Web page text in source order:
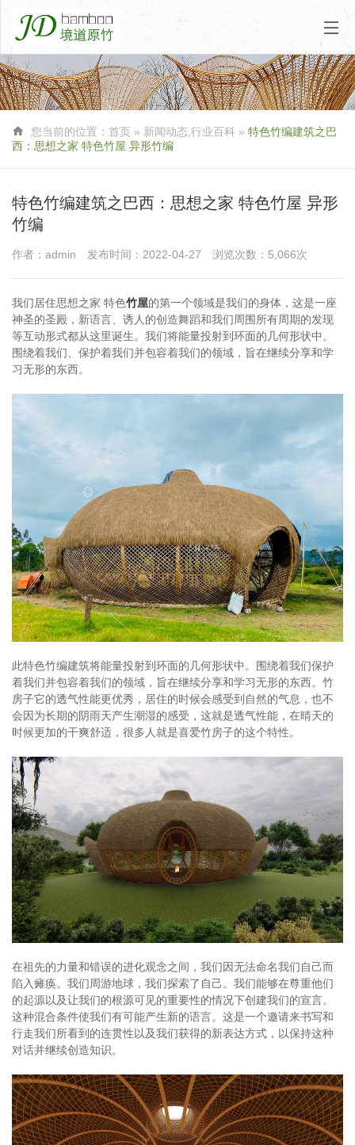
 您当前的位置： 首页 » 新闻动态 行业百科 » 特色竹编建筑之巴
西：思想之家 特色竹屋 异形竹编
特色竹编建筑之巴西：思想之家 特色竹屋 异形
竹编
作者：admin 发布时间：2022-04-27 浏览次数：5,066次
我们居住思想之家 特色竹屋的第一个领域是我们的身体，这是一座
神圣的圣殿，新语言、诱人的创造舞蹈和我们周围所有周期的发现
等互动形式都从这里诞生。我们将能量投射到环面的几何形状中。
围绕着我们、保护着我们并包容着我们的领域，旨在继续分享和学
习无形的东西。
此特色竹编建筑将能量投射到环面的几何形状中。围绕着我们保护
着我们并包容着我们的领域，旨在继续分享和学习无形的东西。竹
房子它的透气性能更优秀，居住的时候会感受到自然的气息，也不
会因为长期的阴雨天产生潮湿的感受，这就是透气性能，在晴天的
时候更加的干爽舒适，很多人就是喜爱竹房子的这个特性。
在祖先的力量和错误的进化观念之间，我们因无法命名我们自己而
陷入瘫痪。我们周游地球，我们探索了自己。我们能够在尊重他们
的起源以及让我们的根源可见的重要性的情况下创建我们的宣言。
这种混合条件使我们有可能产生新的语言。这是一个邀请来书写和
行走我们所看到的连贯性以及我们获得的新表达方式，以保持这种
对话并继续创造知识。